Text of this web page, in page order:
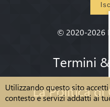
Utilizzando questo sito
contesto e servizi addatti ai
© 2020-2026
Termini
La Politica